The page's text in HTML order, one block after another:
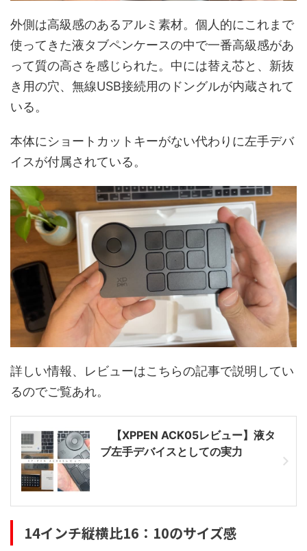
外側は高級感のあるアルミ素材。個人的にこれまで
使ってきた液タブペンケースの中で一番高級感があ
って質の高さを感じられた。中には替え芯と、新抜
き用の穴、無線USB接続用のドングルが内蔵されて
いる。
本体にショートカットキーがない代わりに左手デバ
イスが付属されている。
詳しい情報、レビューはこちらの記事で説明してい
るのでご覧あれ。
【XPPEN ACK05レビュー】液タ
ブ左手デバイスとしての実力
14インチ縦横比16：10のサイズ感